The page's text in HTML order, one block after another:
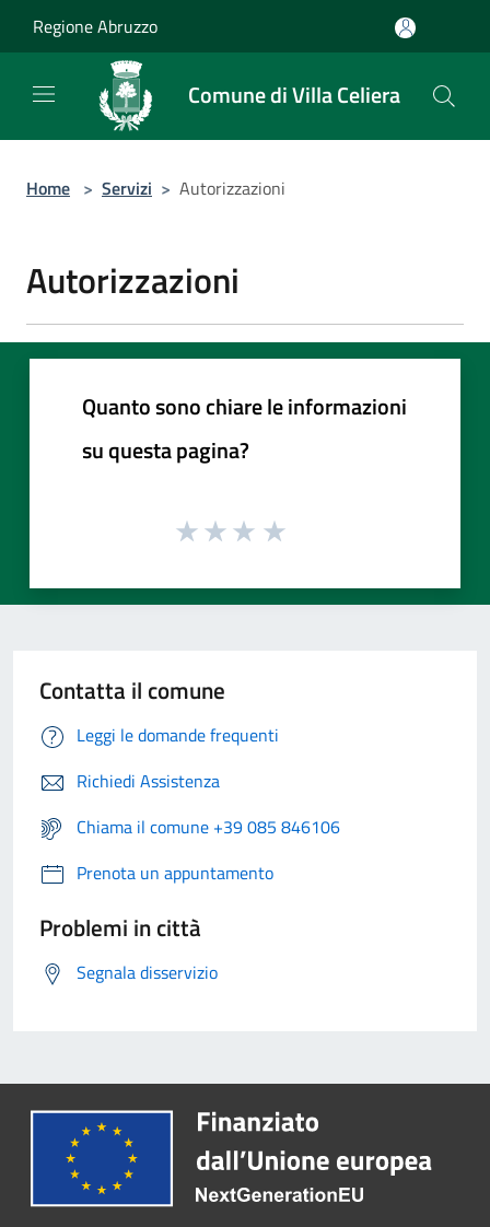
Regione Abruzzo
Comune di Villa Celiera
Home > Servizi > Autorizzazioni
Autorizzazioni
Quanto sono chiare le informazioni
su questa pagina?
Contatta il comune
Leggi le domande frequenti
Richiedi Assistenza
Chiama il comune +39 085 846106
Prenota un appuntamento
Problemi in città
Segnala disservizio